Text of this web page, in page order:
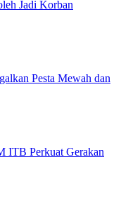
Jadi Korban
Pesta Mewah dan
ITB Perkuat Gerakan